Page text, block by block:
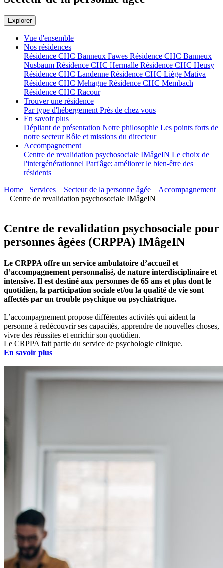
Explorer
Vue d'ensemble
Nos résidences
Résidence CHC Banneux Fawes Résidence CHC Banneux
Nusbaum Résidence CHC Hermalle Résidence CHC Heusy
Résidence CHC Landenne Résidence CHC Liège Mativa
Résidence CHC Mehagne Résidence CHC Membach
Résidence CHC Racour
Trouver une résidence
Par type d'hébergementPrès de chez vous
En savoir plus
Dépliant de présentation Notre philosophie Les points forts de
notre secteurRôle et missions du directeur
Accompagnement
Centre de revalidation psychosociale IMâgeIN Le choix de
l'intergénérationnel Part'âge: améliorer le bien-être des
résidents
Home
Services Secteur de la personne âgée
Accompagnement
Centre de revalidation psychosociale IMâgeIN
Centre de revalidation psychosociale pour
personnes âgées (CRPPA) IMâgeIN
Le CRPPA offre un service ambulatoire d’accueil et
d’accompagnement personnalisé, de nature interdisciplinaire et
intensive. Il est destiné aux personnes de 65 ans et plus dont le
quotidien, la participation sociale et/ou la qualité de vie sont
affectés par un trouble psychique ou psychiatrique.
L’accompagnement propose différentes activités qui aident la
personne à redécouvrir ses capacités, apprendre de nouvelles choses,
vivre des réussites et enrichir son quotidien.
Le CRPPA fait partie du service de psychologie clinique.
En savoir plus